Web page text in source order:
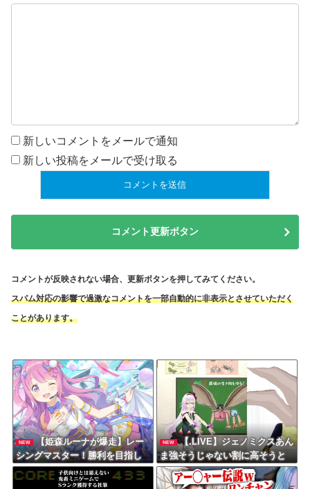
新しいコメントをメールで通知
新しい投稿をメールで受け取る
コメント更新ボタン
コメントが反映されない場合、更新ボタンを押してみてください。
スパム対応の影響で過激なコメントを一部自動的に非表示とさせていただく
ことがあります。
NEW
【姫森ルーナが爆走】レー
シングマスター！勝利を目指し
てアクセル全開なのら！！！
NEW
【.LIVE】ジェノミクスあん
ま強そうじゃない割に高そうと
いう恐竜デッキの宿命を背負っ
てる